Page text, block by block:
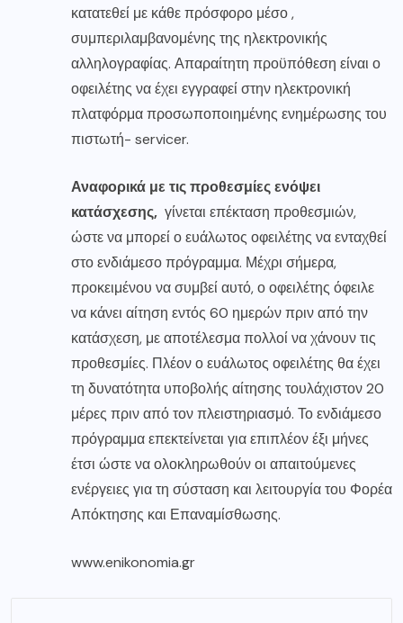
κατατεθεί με κάθε πρόσφορο μέσο ,
συμπεριλαμβανομένης της ηλεκτρονικής
αλληλογραφίας. Απαραίτητη προϋπόθεση είναι ο
οφειλέτης να έχει εγγραφεί στην ηλεκτρονική
πλατφόρμα προσωποποιημένης ενημέρωσης του
πιστωτή- servicer.
Αναφορικά με τις προθεσμίες ενόψει
κατάσχεσης, γίνεται επέκταση προθεσμιών,
ώστε να μπορεί ο ευάλωτος οφειλέτης να ενταχθεί
στο ενδιάμεσο πρόγραμμα. Μέχρι σήμερα,
προκειμένου να συμβεί αυτό, ο οφειλέτης όφειλε
να κάνει αίτηση εντός 60 ημερών πριν από την
κατάσχεση, με αποτέλεσμα πολλοί να χάνουν τις
προθεσμίες. Πλέον ο ευάλωτος οφειλέτης θα έχει
τη δυνατότητα υποβολής αίτησης τουλάχιστον 20
μέρες πριν από τον πλειστηριασμό. Το ενδιάμεσο
πρόγραμμα επεκτείνεται για επιπλέον έξι μήνες
έτσι ώστε να ολοκληρωθούν οι απαιτούμενες
ενέργειες για τη σύσταση και λειτουργία του Φορέα
Απόκτησης και Επαναμίσθωσης.
www.enikonomia.gr